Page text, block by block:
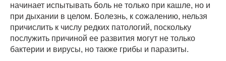
начинает испытывать боль не только при кашле, но и
при дыхании в целом. Болезнь, к сожалению, нельзя
причислить к числу редких патологий, поскольку
послужить причиной ее развития могут не только
бактерии и вирусы, но также грибы и паразиты.